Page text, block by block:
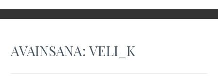
AVAINSANA:VELI_K